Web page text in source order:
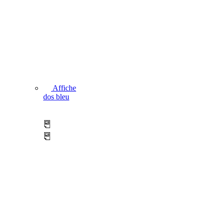
Affiche
dos bleu